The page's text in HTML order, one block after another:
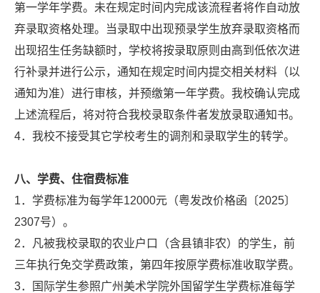
第一学年学费。未在规定时间内完成该流程者将作自动放
弃录取资格处理。当录取中出现预录学生放弃录取资格而
出现招生任务缺额时，学校将按录取原则由高到低依次进
行补录并进行公示，通知在规定时间内提交相关材料（以
通知为准）进行审核，并预缴第一年学费。我校确认完成
上述流程后，将对符合我校录取条件者发放录取通知书。
4．我校不接受其它学校考生的调剂和录取学生的转学。
八、学费、住宿费标准
1．学费标准为每学年12000元（粤发改价格函〔2025〕
2307号）。
2．凡被我校录取的农业户口（含县镇非农）的学生，前
三年执行免交学费政策，第四年按原学费标准收取学费。
3．国际学生参照广州美术学院外国留学生学费标准每学